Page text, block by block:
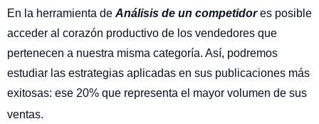
En la herramienta de Análisis de un competidores posible
acceder al corazón productivo de los vendedores que
pertenecen a nuestra misma categoría. Así, podremos
estudiar las estrategias aplicadas en sus publicaciones más
exitosas: ese 20% que representa el mayor volumen de sus
ventas.